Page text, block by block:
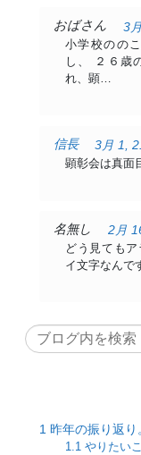
おばさん
3
小学校のの
し、 ２６歳
れ、顕…
信長
3月 1,
顕彰会は真面
名無し
2月
どう見ても
イ文字なんで
1 昨年の振り返り
1.1やりたいこ